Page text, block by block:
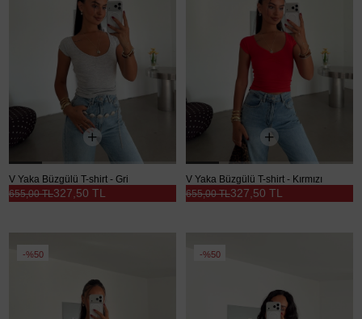
V Yaka Büzgülü T-shirt - Gri
327,50 TL
655,00 TL
V Yaka Büzgülü T-shirt - Kırmızı
327,50 TL
655,00 TL
%50 %50